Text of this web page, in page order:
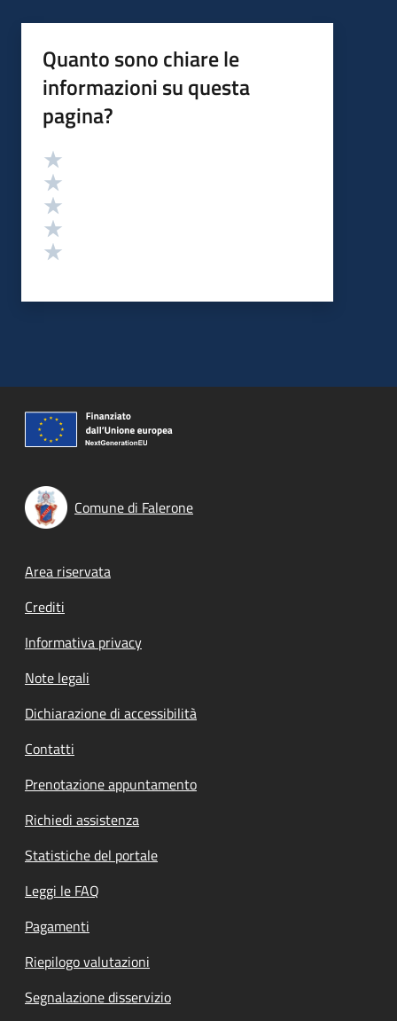
Quanto sono chiare le
informazioni su questa
pagina?
Valutazione
Comune di Falerone
Footer menu
Area riservata
Crediti
Informativa privacy
Note legali
Dichiarazione di accessibilità
Contatti
Prenotazione appuntamento
Richiedi assistenza
Statistiche del portale
Leggi le FAQ
Pagamenti
Riepilogo valutazioni
Segnalazione disservizio